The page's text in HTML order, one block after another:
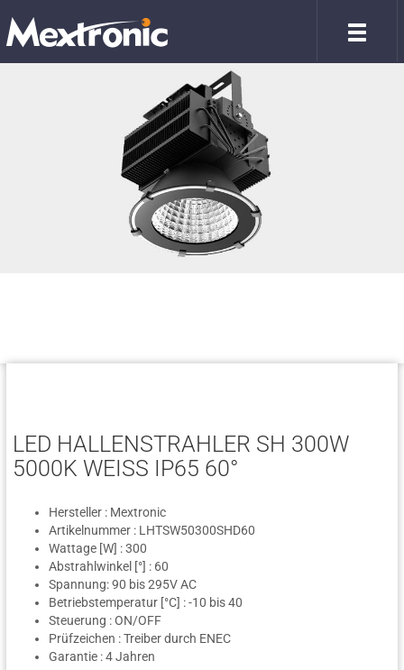
LED HALLENSTRAHLER SH 300W
5000K WEISS IP65 60°
Hersteller : Mextronic
Artikelnummer : LHTSW50300SHD60
Wattage [W] : 300
Abstrahlwinkel [°] : 60
Spannung: 90 bis 295V AC
Betriebstemperatur [°C] : -10 bis 40
Steuerung : ON/OFF
Prüfzeichen : Treiber durch ENEC
Garantie : 4 Jahren